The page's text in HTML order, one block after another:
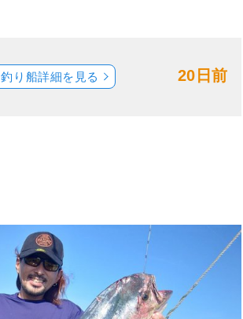
20日前
釣り船詳細を見る